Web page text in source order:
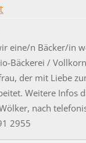
eine/n Bäcker/in
Bäckerei /
der mit Liebe
Weitere Infos
nach
2955